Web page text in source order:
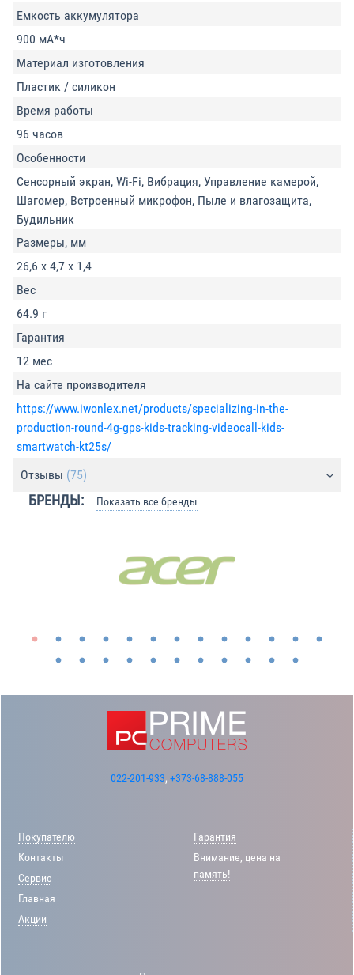
Емкость аккумулятора
900 мА*ч
Материал изготовления
Пластик / силикон
Время работы
96 часов
Особенности
Сенсорный экран, Wi-Fi, Вибрация, Управление камерой,
Шагомер, Встроенный микрофон, Пыле и влагозащита,
Будильник
Размеры, мм
26,6 х 4,7 х 1,4
Вес
64.9 г
Гарантия
12 мес
На сайте производителя
https://www.iwonlex.net/products/specializing-in-the-
production-round-4g-gps-kids-tracking-videocall-kids-
smartwatch-kt25s/
Отзывы (75)
БРЕНДЫ: Показать все бренды
022-201-933, +373-68-888-055
Покупателю
Контакты
Сервис
Главная
Акции
Гарантия
Внимание, цена на
память!